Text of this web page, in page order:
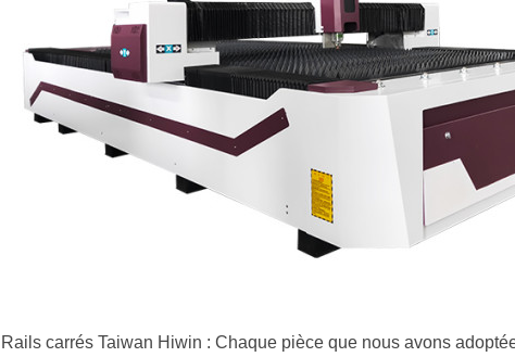
Rails carrés Taiwan Hiwin : Chaque pièce que nous avons